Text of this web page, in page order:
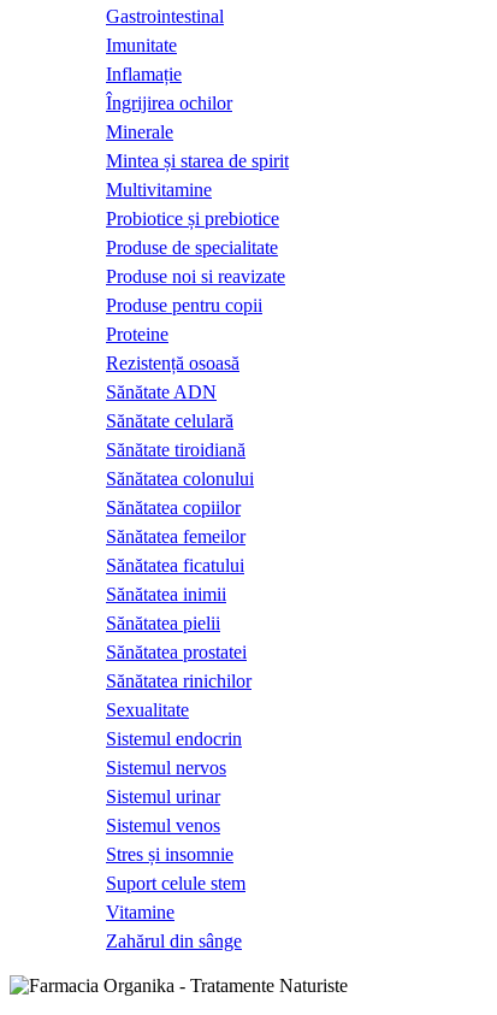
Gastrointestinal
Imunitate
Inflamație
Îngrijirea ochilor
Minerale
Mintea și starea de spirit
Multivitamine
Probiotice și prebiotice
Produse de specialitate
Produse noi si reavizate
Produse pentru copii
Proteine
Rezistență osoasă
Sănătate ADN
Sănătate celulară
Sănătate tiroidiană
Sănătatea colonului
Sănătatea copiilor
Sănătatea femeilor
Sănătatea ficatului
Sănătatea inimii
Sănătatea pielii
Sănătatea prostatei
Sănătatea rinichilor
Sexualitate
Sistemul endocrin
Sistemul nervos
Sistemul urinar
Sistemul venos
Stres și insomnie
Suport celule stem
Vitamine
Zahărul din sânge